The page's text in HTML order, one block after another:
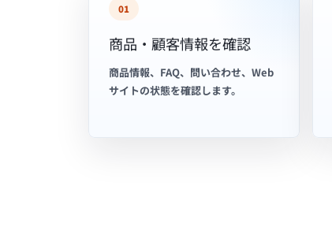
01
商品・顧客情報を確認
商品情報、FAQ、問い合わせ、Web
サイトの状態を確認します。